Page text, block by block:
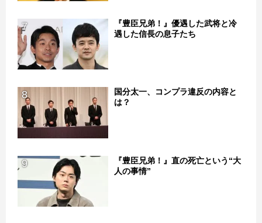
7
『豊臣兄弟！』優遇した武将と冷
遇した信長の息子たち
8
国分太一、コンプラ違反の内容と
は？
9
『豊臣兄弟！』直の死亡という“大
人の事情”